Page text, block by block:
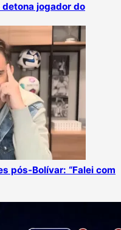
jogador do
pós-Bolívar: “Falei com